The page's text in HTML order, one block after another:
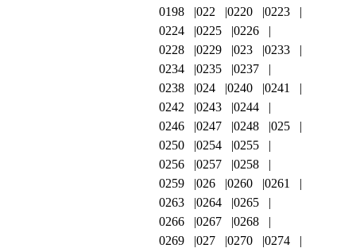
0198
022 0220
0223
0224
0225
0226
0228
0229 023
0233
0234
0235
0237
0238
024 0240
0241
0242
0243
0244
0246
0247 0248
025
0250
0254
0255
0256
0257
0258
0259
026 0260
0261
0263
0264
0265
0266
0267
0268
0269
027 0270
0274